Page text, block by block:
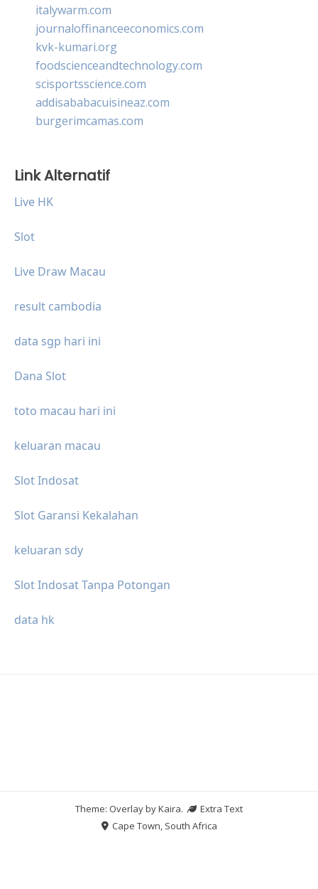
italywarm.com
journaloffinanceeconomics.com
kvk-kumari.org
foodscienceandtechnology.com
scisportsscience.com
addisababacuisineaz.com
burgerimcamas.com
Link Alternatif
Live HK
Slot
Live Draw Macau
result cambodia
data sgp hari ini
Dana Slot
toto macau hari ini
keluaran macau
Slot Indosat
Slot Garansi Kekalahan
keluaran sdy
Slot Indosat Tanpa Potongan
data hk
Theme: Overlay byKaira.
Extra Text
Cape Town, South Africa